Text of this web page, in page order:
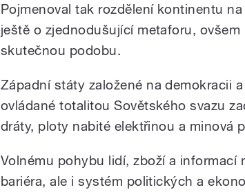
Pojmenoval tak rozdělení kontinentu
ještě o zjednodušující metaforu, ovšem
skutečnou podobu.
Západní státy založené na demokracii
ovládané totalitou Sovětského svazu
dráty, ploty nabité elektřinou a minová
Volnému pohybu lidí, zboží a informací
bariéra, ale i systém politických a